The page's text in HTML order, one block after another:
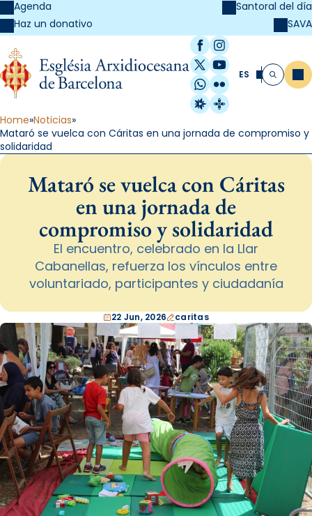
Agenda
Haz un donativo
Santoral del día
SAVA
Facebook
Instagram
X / Twitter
YouTube
WhatsApp
Flickr
Radio Estel
Catalunya
ES Buscar
Home Noticias
Mataró se vuelca con Cáritas en una jornada de compromiso y
solidaridad
Mataró se vuelca con Cáritas
en una jornada de
compromiso y solidaridad
El encuentro, celebrado en la Llar
Cabanellas, refuerza los vínculos entre
voluntariado, participantes y ciudadanía
22 Jun, 2026 caritas